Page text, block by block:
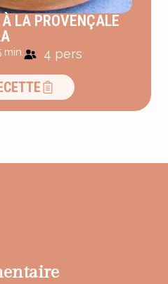
LA PROVENÇALE
min. 4 pers